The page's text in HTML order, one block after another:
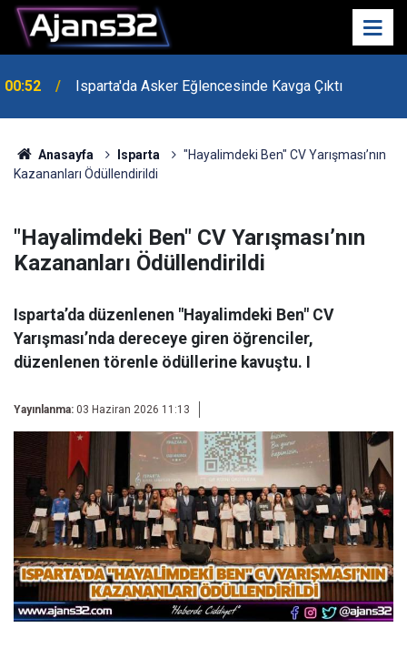
00:52 Isparta'da Asker Eğlencesinde Kavga Çıktı
21:34
Anasayfa Isparta
"Hayalimdeki Ben" CV Yarışması’nın
Kazananları Ödüllendirildi
"Hayalimdeki Ben" CV Yarışması’nın
Kazananları Ödüllendirildi
Isparta’da düzenlenen "Hayalimdeki Ben" CV
Yarışması’nda dereceye giren öğrenciler,
düzenlenen törenle ödüllerine kavuştu. I
Yayınlanma: 03 Haziran 2026 11:13